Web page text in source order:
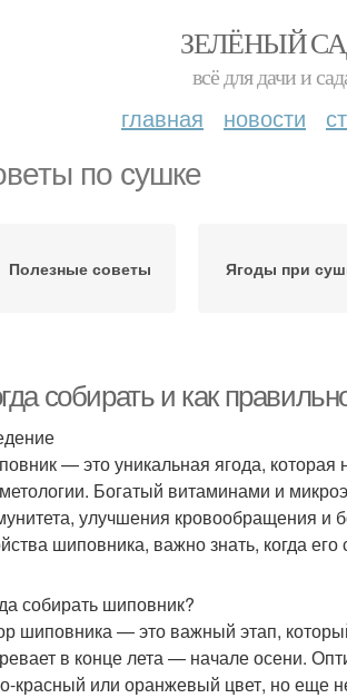
ЗЕЛЁНЫЙ
всё для дачи и
главная новости
по сушке
Полезные советы Ягоды при
собирать и как
— это уникальная ягода, которая
Богатый витаминами и
улучшения кровообращения и
шиповника, важно знать, когда
собирать шиповник?
шиповника — это важный этап,
в конце лета — начале осени.
красный или оранжевый цвет, но еще